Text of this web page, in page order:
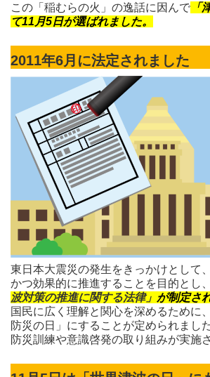
この「稲むらの火」の逸話に因んで 「
て11月5日が選ばれました。
2011年6月に法定されました
東日本大震災の発生をきっかけとして
かつ効果的に推進することを目的とし、
波対策の推進に関する法律」 が制定さ
国民に広く理解と関心を深めるために
防災の日」にすることが定められまし
防災訓練や意識啓発の取り組みが実施